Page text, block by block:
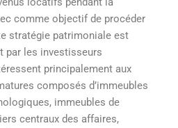
comme objectif de procéder
stratégie patrimoniale est
par les investisseurs
principalement aux
composés d’immeubles
immeubles de
centraux des affaires,